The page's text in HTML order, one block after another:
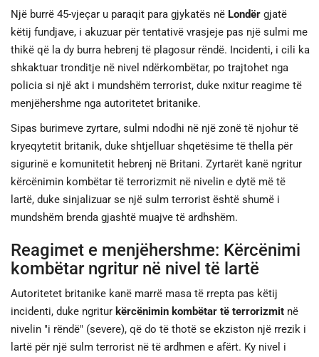
Një burrë 45-vjeçar u paraqit para gjykatës në Londër gjatë
këtij fundjave, i akuzuar për tentativë vrasjeje pas një sulmi me
thikë që la dy burra hebrenj të plagosur rëndë. Incidenti, i cili ka
shkaktuar tronditje në nivel ndërkombëtar, po trajtohet nga
policia si një akt i mundshëm terrorist, duke nxitur reagime të
menjëhershme nga autoritetet britanike.
Sipas burimeve zyrtare, sulmi ndodhi në një zonë të njohur të
kryeqytetit britanik, duke shtjelluar shqetësime të thella për
sigurinë e komunitetit hebrenj në Britani. Zyrtarët kanë ngritur
kërcënimin kombëtar të terrorizmit në nivelin e dytë më të
lartë, duke sinjalizuar se një sulm terrorist është shumë i
mundshëm brenda gjashtë muajve të ardhshëm.
Reagimet e menjëhershme: Kërcënimi
kombëtar ngritur në nivel të lartë
Autoritetet britanike kanë marrë masa të rrepta pas këtij
incidenti, duke ngritur kërcënimin kombëtar të terrorizmit në
nivelin "i rëndë" (severe), që do të thotë se ekziston një rrezik i
lartë për një sulm terrorist në të ardhmen e afërt. Ky nivel i